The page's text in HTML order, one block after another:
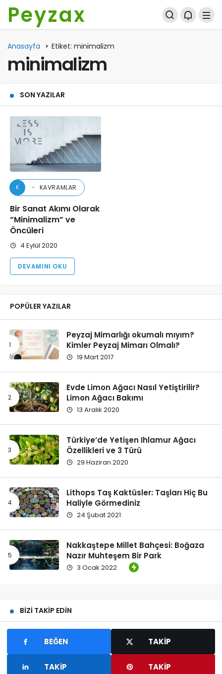
Peyzax
Anasayfa Etiket: minimalizm
minimalizm
SON YAZILAR
K KAVRAMLAR
Bir Sanat Akımı Olarak
“Minimalizm” ve
Öncüleri
4 Eylül 2020
DEVAMINI OKU
POPÜLER YAZILAR
Peyzaj Mimarlığı okumalı mıyım?
Kimler Peyzaj Mimarı Olmalı?
19 Mart 2017
Evde Limon Ağacı Nasıl Yetiştirilir?
Limon Ağacı Bakımı
13 Aralık 2020
Türkiye’de Yetişen Ihlamur Ağacı
Özellikleri ve 3 Türü
29 Haziran 2020
Lithops Taş Kaktüsler: Taşları Hiç Bu
Haliyle Görmediniz
24 Şubat 2021
Nakkaştepe Millet Bahçesi: Boğaza
Nazır Muhteşem Bir Park
3 Ocak 2022
BIZI TAKIP EDIN
BEĞEN TAKIP
TAKIP TAKIP